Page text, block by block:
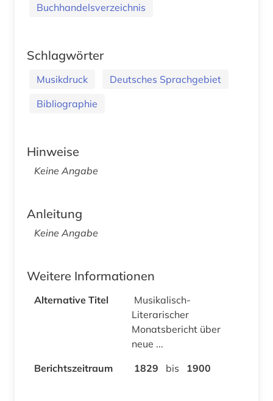
Buchhandelsverzeichnis
Schlagwörter
Musikdruck
Deutsches Sprachgebiet
Bibliographie
Hinweise
Keine Angabe
Anleitung
Keine Angabe
Weitere Informationen
Alternative Titel
Musikalisch-
Literarischer
Monatsbericht über
neue ...
Berichtszeitraum
1829 bis 1900